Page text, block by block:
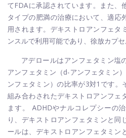
てFDAに承認されています。また、
タイプの肥満の治療において、適応
用されます。デキストロアンフェタ
ンスルで利用可能であり、徐放カプセ
アデロールはアンフェタミン塩
アンフェタミン（d-アンフェタミン
ンフェタミン）の比率が3対1です。
組み合わされたデキストロアンフェ
ます。 ADHDやナルコレプシーの
り、デキストロアンフェタミンと同
ールは、デキストロアンフェタミン